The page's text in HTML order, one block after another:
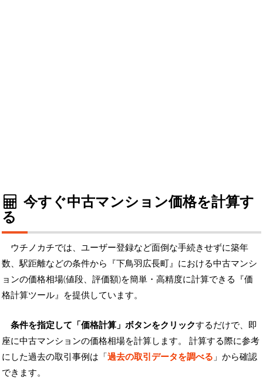
今すぐ中古マンション価格を計算す
る
ウチノカチでは、ユーザー登録など面倒な手続きせずに築年
数、駅距離などの条件から『下鳥羽広長町』における中古マンシ
ョンの価格相場(値段、評価額)を簡単・高精度に計算できる『価
格計算ツール』を提供しています。
条件を指定して「価格計算」ボタンをクリックするだけで、即
座に中古マンションの価格相場を計算します。 計算する際に参考
にした過去の取引事例は「過去の取引データを調べる 」から確認
できます。